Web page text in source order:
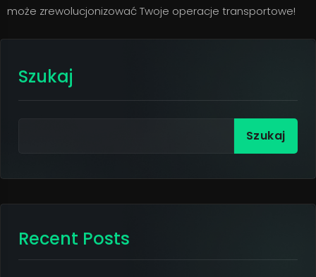
może zrewolucjonizować Twoje operacje transportowe!
Szukaj
Szukaj
Recent Posts